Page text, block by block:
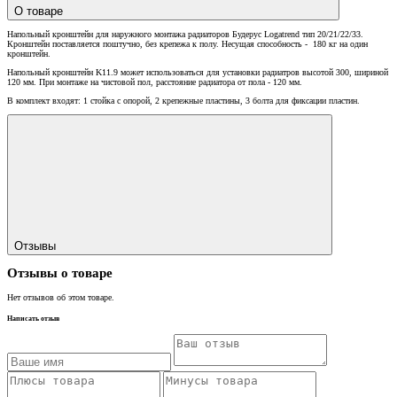
О товаре
Напольный кронштейн для наружного монтажа радиаторов Будерус Logatrend тип 20/21/22/33.
Кронштейн поставляется поштучно, без крепежа к полу. Несущая способность - 180 кг на один
кронштейн.
Напольный кронштейн K11.9 может использоваться для установки радиатров высотой 300, шириной
120 мм. При монтаже на чистовой пол, расстояние радиатора от пола - 120 мм.
В комплект входят: 1 стойка с опорой, 2 крепежные пластины, 3 болта для фиксации пластин.
Отзывы
Отзывы о товаре
Нет отзывов об этом товаре.
Написать отзыв